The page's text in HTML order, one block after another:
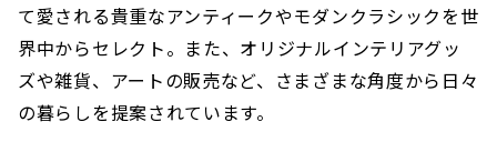
て愛される貴重なアンティークやモダンクラシックを世
界中からセレクト。また、オリジナルインテリアグッ
ズや雑貨、アートの販売など、さまざまな角度から日々
の暮らしを提案されています。